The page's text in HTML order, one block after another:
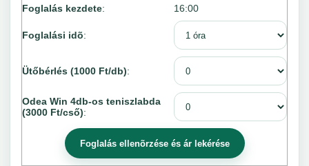
Foglalás kezdete: 16:00
Foglalási idõ:
Ütőbérlés (1000 Ft/db):
Odea Win 4db-os teniszlabda
(3000 Ft/cső):